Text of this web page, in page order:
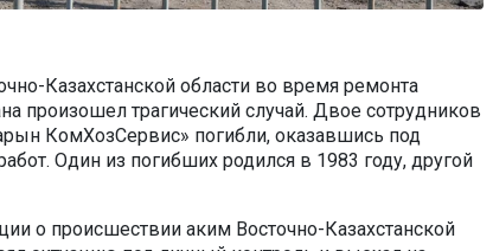
Казахстанской области во время ремонта
произошел трагический случай. Двое сотрудников
КомХозСервис» погибли, оказавшись под
Один из погибших родился в 1983 году, другой
о происшествии аким Восточно-Казахстанской